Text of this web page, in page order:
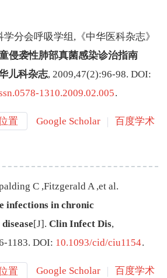
学分会呼吸学组 , 《中华医科杂志》
侵袭性肺部真菌感染诊治指南
儿科杂志, 2009,47(2):96-98. DOI:
1310.2009.02.005.
置 Google Scholar 百度学术
C ,FitzgeraldA ,et al.
infections in chronic
[J] . Clin Infect Dis,
-1183. DOI: 10.1093/cid/ciu1154.
置 Google Scholar 百度学术